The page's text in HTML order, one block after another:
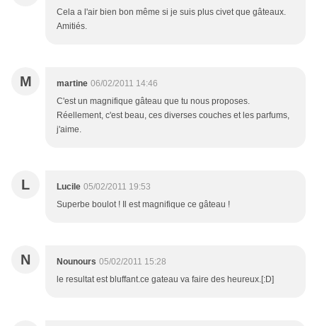
Cela a l'air bien bon même si je suis plus civet que gâteaux.
Amitiés.
M martine 06/02/2011 14:46
C'est un magnifique gâteau que tu nous proposes.
Réellement, c'est beau, ces diverses couches et les parfums,
j'aime.
L Lucile 05/02/2011 19:53
Superbe boulot ! Il est magnifique ce gâteau !
N Nounours 05/02/2011 15:28
le resultat est bluffant.ce gateau va faire des heureux.[:D]